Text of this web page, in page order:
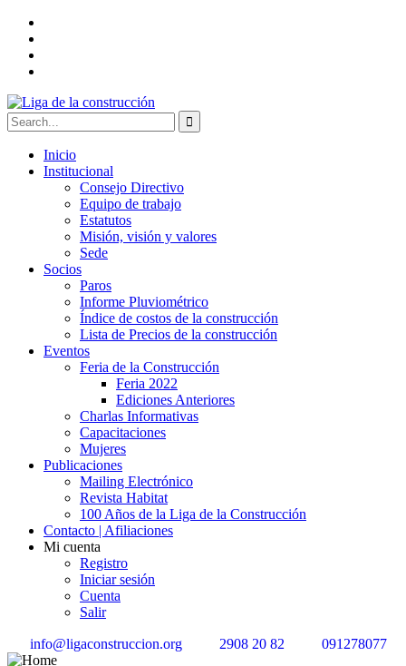
Inicio
Institucional
Consejo Directivo
Equipo de trabajo
Estatutos
Misión, visión y valores
Sede
Socios
Paros
Informe Pluviométrico
Índice de costos de la construcción
Lista de Precios de la construcción
Eventos
Feria de la Construcción
Feria 2022
Ediciones Anteriores
Charlas Informativas
Capacitaciones
Mujeres
Publicaciones
Mailing Electrónico
Revista Habitat
100 Años de la Liga de la Construcción
Contacto | Afiliaciones
Mi cuenta
Registro
Iniciar sesión
Cuenta
Salir
info@ligaconstruccion.org 2908 20 82
091278077